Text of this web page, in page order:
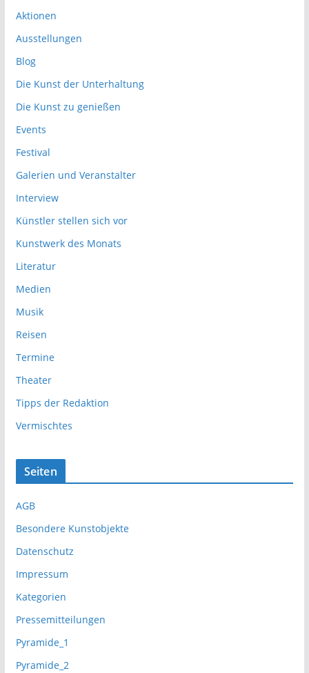
Aktionen
Ausstellungen
Blog
Die Kunst der Unterhaltung
Die Kunst zu genießen
Events
Festival
Galerien und Veranstalter
Interview
Künstler stellen sich vor
Kunstwerk des Monats
Literatur
Medien
Musik
Reisen
Termine
Theater
Tipps der Redaktion
Vermischtes
Seiten
AGB
Besondere Kunstobjekte
Datenschutz
Impressum
Kategorien
Pressemitteilungen
Pyramide_1
Pyramide_2